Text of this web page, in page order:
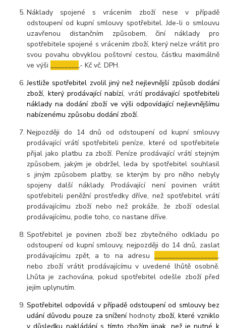
Náklady spojené s vrácením zboží nese v případě
odstoupení od kupní smlouvy spotřebitel. Jde-li o smlouvu
uzavřenou distančním způsobem, činí náklady pro
spotřebitele spojené s vrácením zboží, který nelze vrátit pro
svou povahu obvyklou poštovní cestou, částku maximálně
ve výši
________,- Kč vč. DPH.
Jestliže spotřebitel zvolil jiný než nejlevnější způsob dodání
zboží, který prodávající nabízí, vrátíprodávající spotřebiteli
náklady na dodání zboží ve výši odpovídající nejlevnějšímu
nabízenému způsobu dodání zboží.
Nejpozději do 14 dnů od odstoupení od kupní smlouvy
prodávající vrátí spotřebiteli peníze, které od spotřebitele
přijal jako platbu za zboží. Peníze prodávající vrátí stejným
způsobem, jakým je obdržel, leda by spotřebitel souhlasil
s jiným způsobem platby, se kterým by pro něho nebyly
spojeny další náklady. Prodávající není povinen vrátit
spotřebiteli peněžní prostředky dříve, než spotřebitel vrátí
prodávajícímu zboží nebo než prokáže, že zboží odeslal
prodávajícímu, podle toho, co nastane dříve.
Spotřebitel je povinen zboží bez zbytečného odkladu po
odstoupení od kupní smlouvy, nejpozději do 14 dnů, zaslat
prodávajícímu zpět, a to na adresu
,
nebo zboží vrátit prodávajícímu v uvedené lhůtě osobně.
Lhůta je zachována, pokud spotřebitel odešle zboží před
jejím uplynutím.
Spotřebitel odpovídá v případě odstoupení od smlouvy bez
udání důvodu pouze za sníženíhodnoty zboží, které vzniklo
v důsledku nakládání s tímto zbožím jinak, než je nutné k